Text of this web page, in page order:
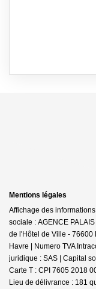
Mentions légales
Affichage des
sociale : AGENCE
de l'Hôtel de Ville - 76600
Havre | Numero TVA
juridique : SAS | Capital
Carte T : CPI 7605 2018
Lieu de délivrance : 181